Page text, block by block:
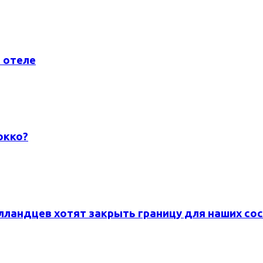
отеле
хотят закрыть границу для наших